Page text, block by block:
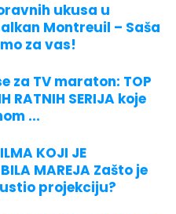
ukusa u
Montreuil – Saša
za vas!
za TV maraton: TOP
RATNIH SERIJA koje
...
KOJI JE
BILA MAREJA Zašto je
projekciju?